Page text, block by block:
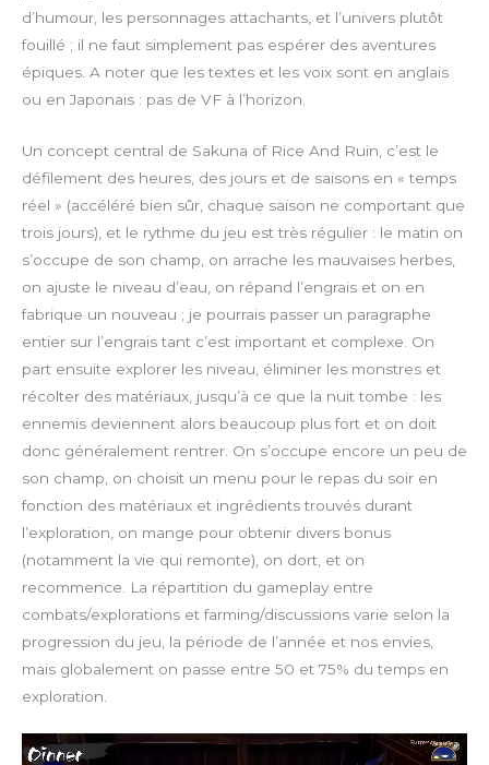
d’humour, les personnages attachants, et l’univers plutôt
fouillé ; il ne faut simplement pas espérer des aventures
épiques. A noter que les textes et les voix sont en anglais
ou en Japonais : pas de VF à l’horizon.
Un concept central de Sakuna of Rice And Ruin, c’est le
défilement des heures, des jours et de saisons en « temps
réel » (accéléré bien sûr, chaque saison ne comportant que
trois jours), et le rythme du jeu est très régulier : le matin on
s’occupe de son champ, on arrache les mauvaises herbes,
on ajuste le niveau d’eau, on répand l’engrais et on en
fabrique un nouveau ; je pourrais passer un paragraphe
entier sur l’engrais tant c’est important et complexe. On
part ensuite explorer les niveau, éliminer les monstres et
récolter des matériaux, jusqu’à ce que la nuit tombe : les
ennemis deviennent alors beaucoup plus fort et on doit
donc généralement rentrer. On s’occupe encore un peu de
son champ, on choisit un menu pour le repas du soir en
fonction des matériaux et ingrédients trouvés durant
l’exploration, on mange pour obtenir divers bonus
(notamment la vie qui remonte), on dort, et on
recommence. La répartition du gameplay entre
combats/explorations et farming/discussions varie selon la
progression du jeu, la période de l’année et nos envies,
mais globalement on passe entre 50 et 75% du temps en
exploration.